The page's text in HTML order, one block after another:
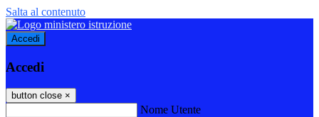
Salta al contenuto
Accedi
Accedi
button close ×
Nome Utente